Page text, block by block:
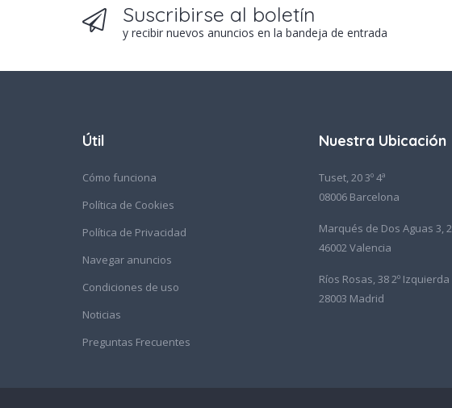
Suscribirse al boletín
y recibir nuevos anuncios en la bandeja de entrada
Útil
Cómo funciona
Política de Cookies
Política de Privacidad
Navegar anuncios
Condiciones de uso
Noticias
Preguntas Frecuentes
Nuestra Ubicación
Tuset, 20 3º 4ª
08006 Barcelona
Marqués de Dos Aguas 3, 2
46002 Valencia
Ríos Rosas, 38 2º Izquierda
28003 Madrid